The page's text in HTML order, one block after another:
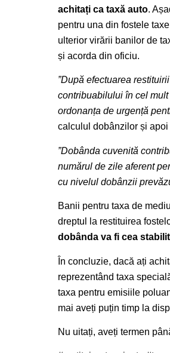
achitați ca taxă auto.
pentru una din fostele
ulterior virării banilor de
și acorda din oficiu.
”După efectuarea
contribuabilului în cel
ordonanța de urgență
calculul dobânzilor și apoi
”Dobânda cuvenită
numărul de zile aferent
cu nivelul dobânzii
Banii pentru taxa de
dreptul la restituirea
dobânda va fi cea
În concluzie, dacă ați
reprezentând taxa
taxa pentru emisiile
mai aveți puțin timp la
Nu uitați, aveți termen